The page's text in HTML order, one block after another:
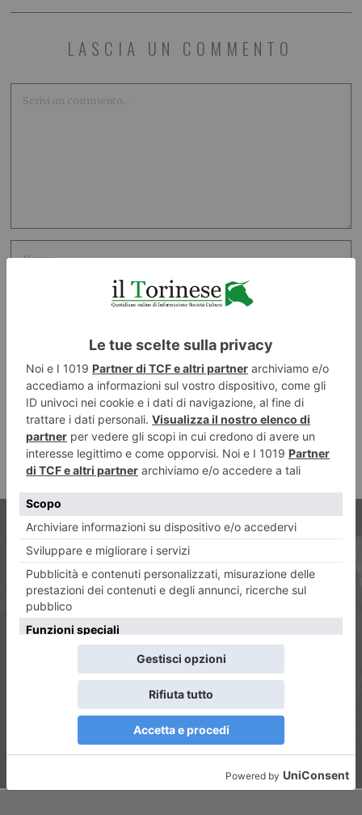
LASCIA UN COMMENTO
Cinema delle Valli, vince
Papetti